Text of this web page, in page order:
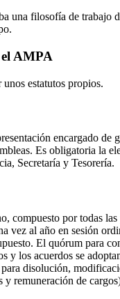
una filosofía de trabajo
AMPA
estatutos propios.
encargado de
Es obligatoria la
Secretaría y Tesorería.
compuesto por todas las
vez al año en sesión
El quórum para
y los acuerdos se
disolución,
y remuneración de